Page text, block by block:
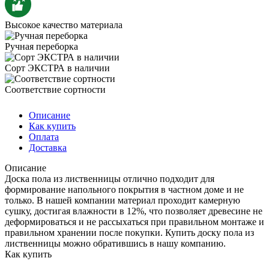
Высокое качество материала
Ручная переборка
Сорт ЭКСТРА в наличии
Соответствие сортности
Описание
Как купить
Оплата
Доставка
Описание
Доска пола из лиственницы отлично подходит для
формирование напольного покрытия в частном доме и не
только. В нашей компании материал проходит камерную
сушку, достигая влажности в 12%, что позволяет древесине не
деформироваться и не рассыхаться при правильном монтаже и
правильном хранении после покупки. Купить доску пола из
лиственницы можно обратившись в нашу компанию.
Как купить